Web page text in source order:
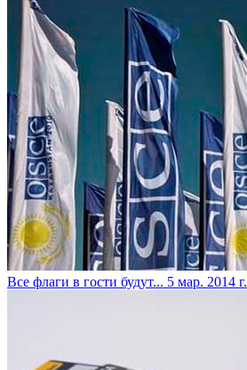
Все флаги в гости будут... 5 мар. 2014 г.